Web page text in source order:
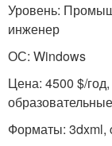
Уровень:
инженер
ОС: Windows
Цена: 4500 $/
Форматы: 3dxml,